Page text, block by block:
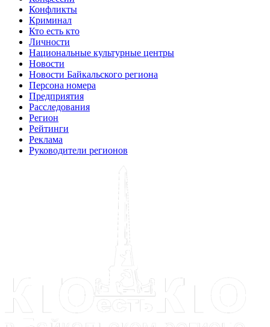
Конфликты
Криминал
Кто есть кто
Личности
Национальные культурные центры
Новости
Новости Байкальского региона
Персона номера
Предприятия
Расследования
Регион
Рейтинги
Реклама
Руководители регионов